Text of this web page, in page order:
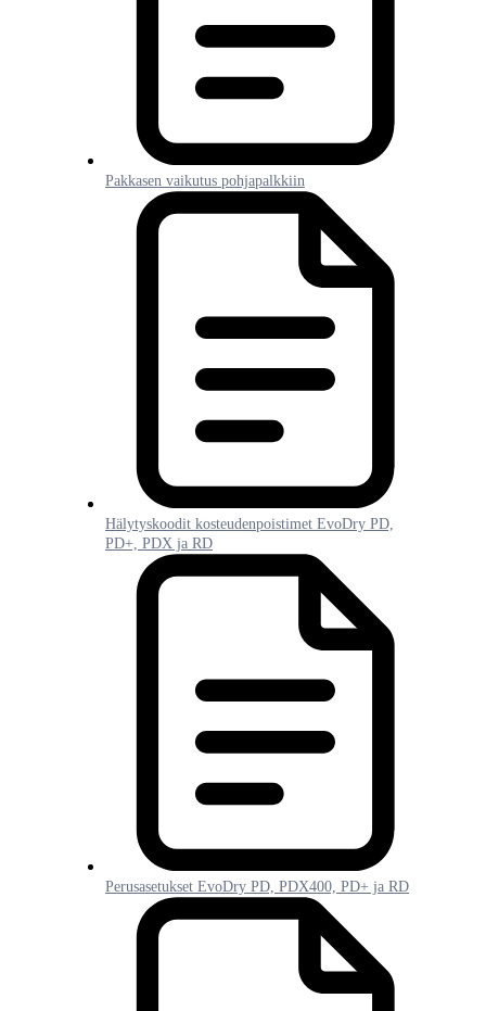
Pakkasen vaikutus pohjapalkkiin
Hälytyskoodit kosteudenpoistimet EvoDry PD,
PD+, PDX ja RD
Perusasetukset EvoDry PD, PDX400, PD+ ja RD